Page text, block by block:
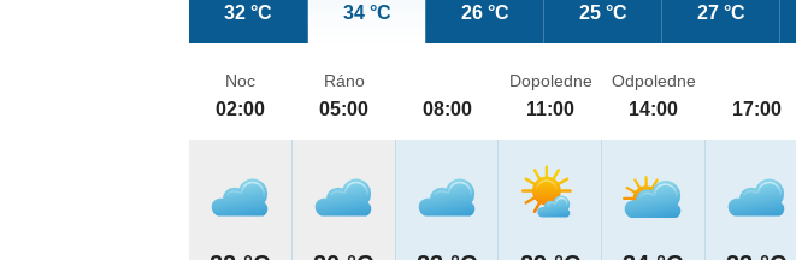
32 °C 34 °C 26 °C 25 °C 27 °C
Noc
02:00
Ráno
05:00 08:00
Dopoledne
11:00
Odpoledne
14:00 17:00